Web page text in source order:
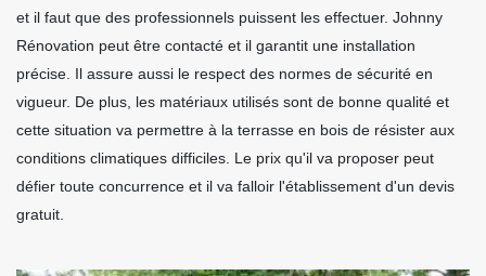
et il faut que des professionnels puissent les effectuer. Johnny
Rénovation peut être contacté et il garantit une installation
précise. Il assure aussi le respect des normes de sécurité en
vigueur. De plus, les matériaux utilisés sont de bonne qualité et
cette situation va permettre à la terrasse en bois de résister aux
conditions climatiques difficiles. Le prix qu'il va proposer peut
défier toute concurrence et il va falloir l'établissement d'un devis
gratuit.